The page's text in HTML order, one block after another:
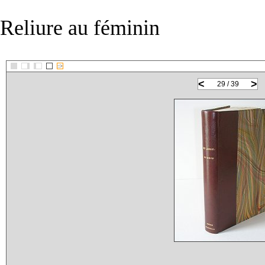
Reliure au féminin
::>
< >
29 / 39